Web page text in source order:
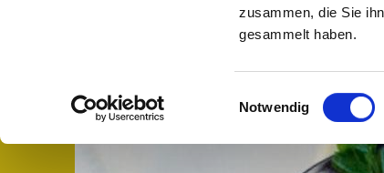
zusammen, die Sie
gesammelt haben.
Einwilligungsauswahl
Notwendig
Aktuelles